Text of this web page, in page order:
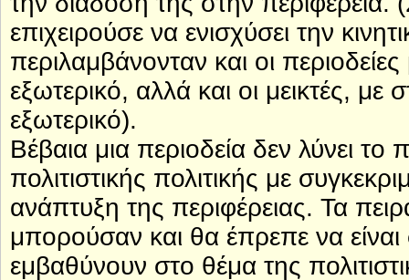
επιχειρούσε να ενισχύσει την
περιλαμβάνονταν και οι
εξωτερικό, αλλά και οι μεικτές,
εξωτερικό).
Βέβαια μια περιοδεία δεν λύνει
πολιτιστικής πολιτικής με
ανάπτυξη της περιφέρειας. Τα
μπορούσαν και θα έπρεπε να
εμβαθύνουν στο θέμα της